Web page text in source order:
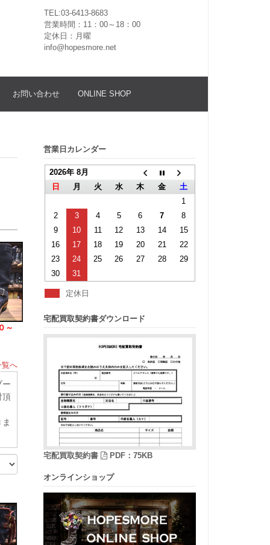
TEL:03-6413-8683
営業時間：11：00～18：00
定休日：月曜
info@hopesmore.net
お問い合わせ ONLINE SHOP
～
へ
ー
頂
営業日カレンダー
2026年 8月
日
月 火 水 木 金
土
1
2
3 4 5 6 7
8
9
10 11 12 13 14
15
16
17 18 19 20 21
22
23
24 25 26 27 28
29
30
31
定休日
宅配買取契約書ダウンロード
宅配買取契約書 PDF：75KB
オンラインショップ